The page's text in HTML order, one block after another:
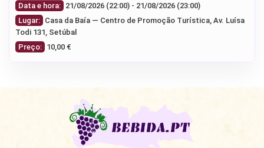
Data e hora:
21/08/2026 (22:00) - 21/08/2026 (23:00)
Lugar: Casa da Baía — Centro de Promoção Turística, Av. Luísa
Todi 131, Setúbal
Preço: 10,00 €